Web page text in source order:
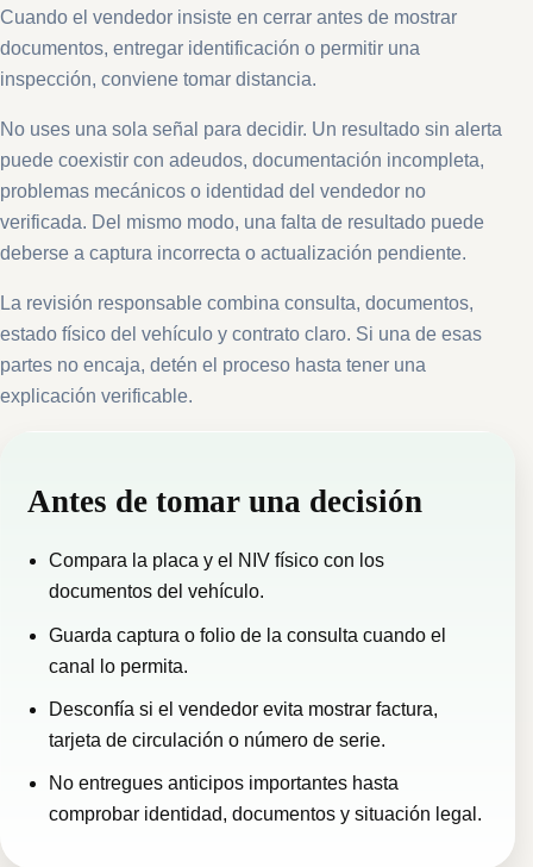
Cuando el vendedor insiste en cerrar antes de mostrar
documentos, entregar identificación o permitir una
inspección, conviene tomar distancia.
No uses una sola señal para decidir. Un resultado sin alerta
puede coexistir con adeudos, documentación incompleta,
problemas mecánicos o identidad del vendedor no
verificada. Del mismo modo, una falta de resultado puede
deberse a captura incorrecta o actualización pendiente.
La revisión responsable combina consulta, documentos,
estado físico del vehículo y contrato claro. Si una de esas
partes no encaja, detén el proceso hasta tener una
explicación verificable.
Antes de tomar una decisión
Compara la placa y el NIV físico con los
documentos del vehículo.
Guarda captura o folio de la consulta cuando el
canal lo permita.
Desconfía si el vendedor evita mostrar factura,
tarjeta de circulación o número de serie.
No entregues anticipos importantes hasta
comprobar identidad, documentos y situación legal.